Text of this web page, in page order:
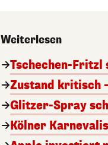
Weiterlesen
Tschechen-Fritzl
Zustand kritisch
Glitzer-Spray
Kölner